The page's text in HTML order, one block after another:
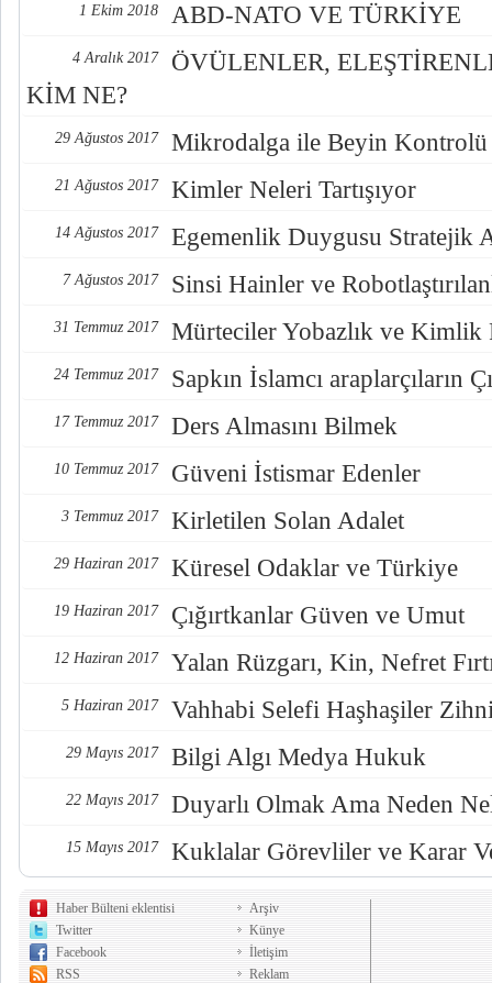
1 Ekim 2018 ABD-NATO VE TÜRKİYE
4 Aralık 2017
ÖVÜLENLER,
KİM NE?
29 Ağustos 2017 Mikrodalga ile Beyin Kontrolü
21 Ağustos 2017 Kimler Neleri Tartışıyor
14 Ağustos 2017 Egemenlik Duygusu Stratejik
7 Ağustos 2017 Sinsi Hainler ve
31 Temmuz 2017 Mürteciler Yobazlık ve Kimlik
24 Temmuz 2017 Sapkın İslamcı araplarçıların
17 Temmuz 2017 Ders Almasını Bilmek
10 Temmuz 2017 Güveni İstismar Edenler
3 Temmuz 2017 Kirletilen Solan Adalet
29 Haziran 2017 Küresel Odaklar ve Türkiye
19 Haziran 2017 Çığırtkanlar Güven ve Umut
12 Haziran 2017 Yalan Rüzgarı, Kin, Nefret
5 Haziran 2017 Vahhabi Selefi Haşhaşiler
29 Mayıs 2017 Bilgi Algı Medya Hukuk
22 Mayıs 2017 Duyarlı Olmak Ama Neden
15 Mayıs 2017 Kuklalar Görevliler ve Karar
Haber Bülteni eklentisi
Twitter
Facebook
RSS
Arşiv
Künye
İletişim
Reklam